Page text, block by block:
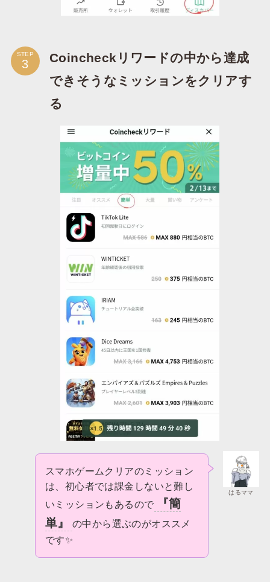
STEP
Coincheckリワードの中から達成
できそうなミッションをクリアす
る
はるママ
スマホゲームクリアのミッション
は、初心者では課金しないと難し
いミッションもあるので
『簡
単』
の中から選ぶのがオススメ
です✨